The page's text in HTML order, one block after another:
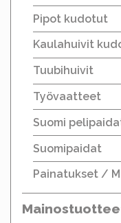
Pipot kudotut
Kaulahuivit
Tuubihuivit
Työvaatteet
Suomi
Suomipaidat
Painatukset /